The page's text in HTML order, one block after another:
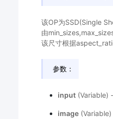
该OP为SSD(Single
由
该尺寸根据
参数：
input(Variable)
image(Variable)